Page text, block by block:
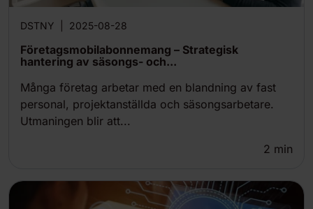
DSTNY 2025-08-28
Företagsmobilabonnemang – Strategisk
hantering av säsongs- och...
Många företag arbetar med en blandning av fast
personal, projektanställda och säsongsarbetare.
Utmaningen blir att...
2 min